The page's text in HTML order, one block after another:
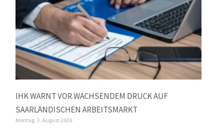
IHK WARNT VOR WACHSENDEM DRUCK AUF
SAARLÄNDISCHEN ARBEITSMARKT
Montag, 3. August 2026